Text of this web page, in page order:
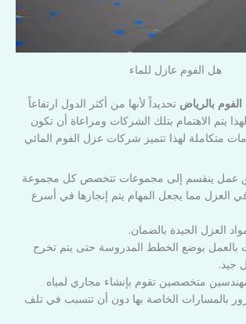
هل الفوم عازل للماء
بالرياض تحديداً لأنها من أكثر الدول ارتفاعاً
يتم الاهتمام بتلك الشركات ومراعاة أن تكون
متكاملة لهذا تتميز شركات عزل الفوم المائي
عمل ينقسم إلى مجموعات تتخصص كل مجموعة
العزل مما يجعل المهام يتم إنجازها في أسرع
العزل الجيدة بالضمان.
بالعمل بوضع الخطط المدروسة حتى يتم تخرج
جيد.
متخصصين تقوم بإنشاء مجاري لمياه
بالمسارات الخاصة بها دون أن تتسبب في تلف